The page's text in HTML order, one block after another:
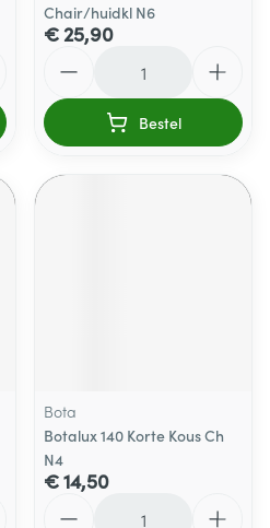
Chair/huidkl N6
€ 25,90
Bestel
Bota
Botalux 140 Korte Kous Ch
N4
€ 14,50